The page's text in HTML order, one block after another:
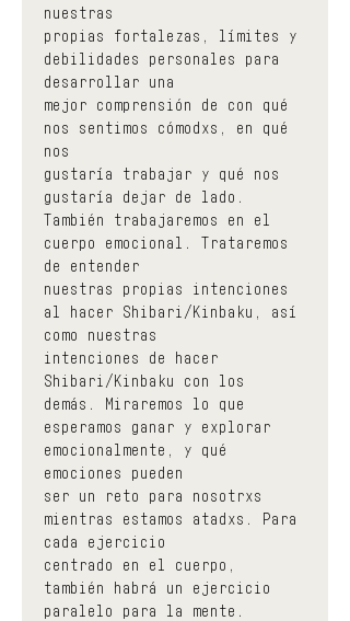
nuestras
propias fortalezas, límites y
debilidades personales para
desarrollar una
mejor comprensión de con qué
nos sentimos cómodxs, en qué
nos
gustaría trabajar y qué nos
gustaría dejar de lado.
También trabajaremos en el
cuerpo emocional. Trataremos
de entender
nuestras propias intenciones
al hacer Shibari/Kinbaku, así
como nuestras
intenciones de hacer
Shibari/Kinbaku con los
demás. Miraremos lo que
esperamos ganar y explorar
emocionalmente, y qué
emociones pueden
ser un reto para nosotrxs
mientras estamos atadxs. Para
cada ejercicio
centrado en el cuerpo,
también habrá un ejercicio
paralelo para la mente.